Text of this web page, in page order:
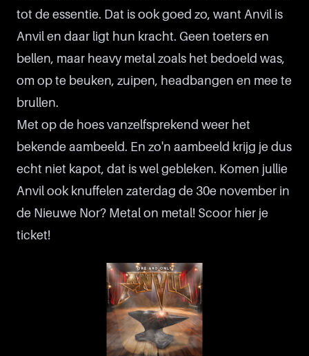
tot de essentie. Dat is ook goed zo, want Anvil is
Anvil en daar ligt hun kracht. Geen toeters en
bellen, maar heavy metal zoals het bedoeld was,
om op te beuken, zuipen, headbangen en mee te
brullen.
Met op de hoes vanzelfsprekend weer het
bekende aambeeld. En zo'n aambeeld krijg je dus
echt niet kapot, dat is wel gebleken. Komen jullie
Anvil ook knuffelen zaterdag de 30e november in
de Nieuwe Nor? Metal on metal! Scoor hier je
ticket!